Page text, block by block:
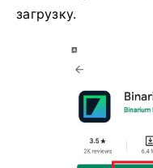
загрузку.